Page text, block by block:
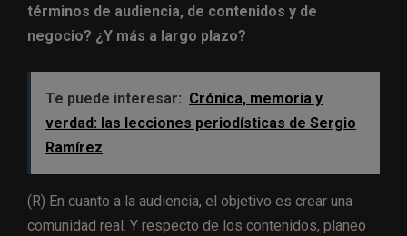
términos de audiencia, de contenidos y de
negocio? ¿Y más a largo plazo?
Te puede interesar: Crónica, memoria y
verdad: las lecciones periodísticas de Sergio
Ramírez
(R) En cuanto a la audiencia, el objetivo es crear una
comunidad real. Y respecto de los contenidos, planeo